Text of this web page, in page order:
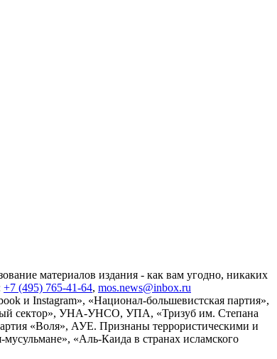
материалов издания - как вам угодно, никаких
+7 (495) 765-41-64, mos.news@inbox.ru
и Instagram», «Национал-большевистская партия»,
сектор», УНА-УНСО, УПА, «Тризуб им. Степана
«Воля», АУЕ. Признаны террористическими и
«Аль-Каида в странах исламского